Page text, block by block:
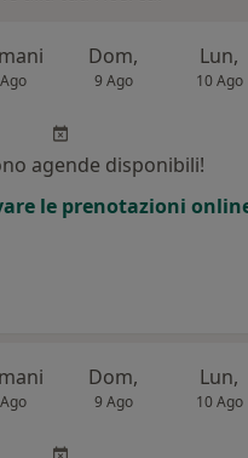
Dom,
9 Ago
Lun,
10 Ago
agende disponibili!
le prenotazioni
Dom,
9 Ago
Lun,
10 Ago